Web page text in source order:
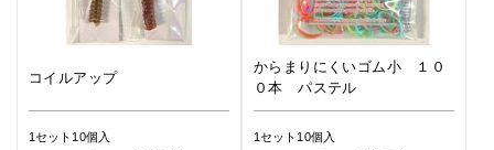
コイルアップ
1セット10個入
からまりにくいゴム小 １０
０本 パステル
1セット10個入